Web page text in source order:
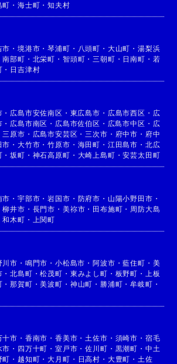
町 ・海士町 ・知夫村
市 ・境港市 ・琴浦町 ・ 八頭町 ・ 大山町 ・ 湯梨浜
南部町 ・ 北栄町 ・ 智頭町 ・ 三朝町 ・ 日南町 ・ 若
・ 日吉津村
・ 広島市安佐南区 ・ 東広島市 ・ 広島市西区 ・ 広
・ 広島市南区 ・ 広島市佐伯区 ・ 広島市中区 ・ 広
三原市 ・ 広島市安芸区 ・ 三次市 ・ 府中市 ・ 府中
市 ・大竹市 ・竹原市 ・ 海田町 ・ 江田島市 ・ 北広
・坂町 ・ 神石高原町 ・ 大崎上島町 ・安芸太田町
市 ・宇部市 ・岩国市 ・ 防府市 ・ 山陽小野田市 ・
柳井市 ・ 長門市 ・ 美祢市 ・ 田布施町 ・ 周防大島
和木町 ・ 上関町
川市 ・ 鳴門市 ・小松島市 ・阿波市 ・藍住町 ・ 美
・北島町 ・松茂町 ・ 東みよし町 ・ 板野町 ・
上板
・那賀町 ・美波町 ・ 神山町 ・ 勝浦町 ・牟岐町 ・
十市 ・ 香南市 ・香美市 ・ 土佐市 ・ 須崎市 ・ 宿毛
市 ・ 四万十町 ・室戸市 ・佐川町 ・ 黒潮町 ・ 中土
町 ・ 越知町 ・大月町 ・ 日高村 ・ 大豊町 ・ 土佐